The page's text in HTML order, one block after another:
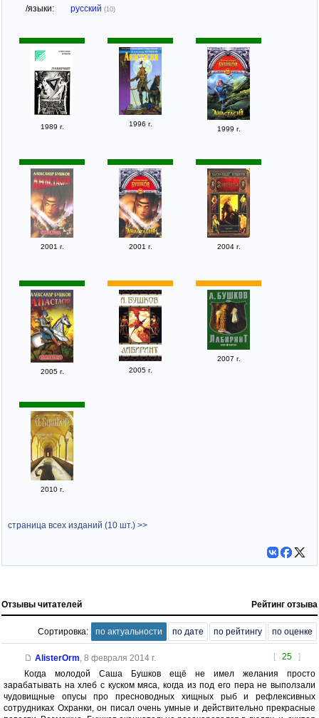
/языки: русский (10)
1989 г. 1996 г.
1999 г.
2001 г. 2001 г. 2004 г.
2005 г. 2005 г.
2007 г.
2010 г.
страница всех изданий (10 шт.) >>
Отзывы читателей Рейтинг отзыва
Сортировка: по актуальности по дате по рейтингу по оценке
[ 25 ]
AlisterOrm, 8 февраля 2014 г.
Когда молодой Саша Бушков ещё не имел желания просто
зарабатывать на хлеб с куском мяса, когда из под его пера не выползали
чудовищные опусы про пресноводных хищных рыб и рефлексивных
сотрудниках Охранки, он писал очень умные и действительно прекрасные